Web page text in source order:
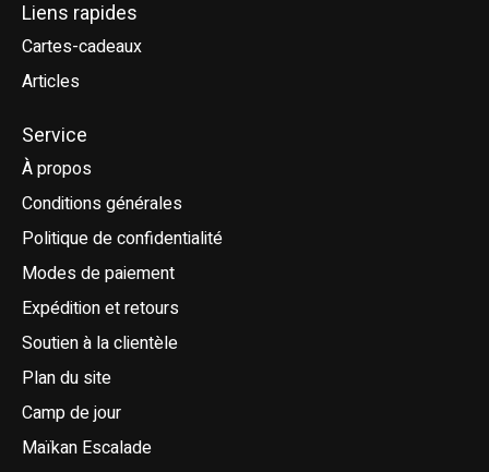
Liens rapides
Cartes-cadeaux
Articles
Service
À propos
Conditions générales
Politique de confidentialité
Modes de paiement
Expédition et retours
Soutien à la clientèle
Plan du site
Camp de jour
Maïkan Escalade